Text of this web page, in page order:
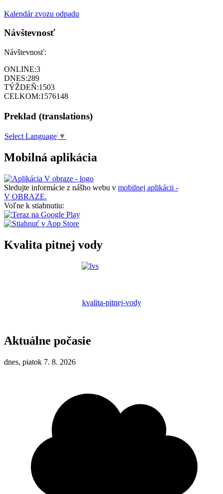
Kalendár zvozu odpadu
Návštevnosť
Návštevnosť:
ONLINE:3
DNES:289
TÝŽDEŇ:1503
CELKOM:1576148
Preklad (translations)
Select Language ▼
Mobilná aplikácia
Sledujte informácie z nášho webu v mobilnej aplikácii -
V OBRAZE.
Voľne k stiahnutiu:
Kvalita pitnej vody
kvalita-pitnej-vody
Aktuálne počasie
dnes, piatok 7. 8. 2026